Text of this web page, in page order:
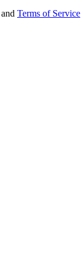
and Terms of Service